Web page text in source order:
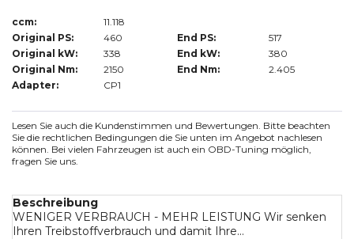
ccm:
11.118
Original PS:
460 End PS:
517
Original kW:
338 End kW:
380
Original Nm:
2150 End Nm:
2.405
Adapter:
CP1
Lesen Sie auch die Kundenstimmen und Bewertungen. Bitte beachten
Sie die rechtlichen Bedingungen die Sie unten im Angebot nachlesen
können. Bei vielen Fahrzeugen ist auch ein OBD-Tuning möglich,
fragen Sie uns.
Beschreibung
WENIGER VERBRAUCH - MEHR LEISTUNG Wir senken
Ihren Treibstoffverbrauch und damit Ihre...